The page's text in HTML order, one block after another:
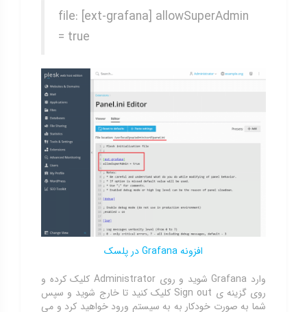
file: [ext-grafana] allowSuperAdmin
= true
افزونه Grafana در پلسک
وارد Grafana شوید و روی Administrator کلیک کرده و
روی گزینه ی Sign out کلیک کنید تا خارج شوید و سپس
شما به صورت خودکار به به سیستم ورود خواهید کرد و می